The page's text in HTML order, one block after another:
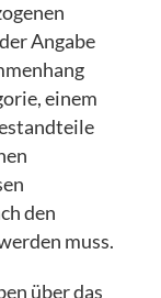
Angabe
einem
den
muss.
über das